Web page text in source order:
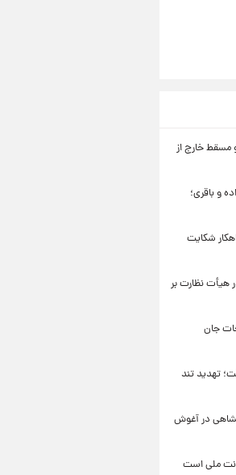
مسقط خارج از
و باقری؛
شکایت
هیأت نظارت بر
جان
تهدید تند
در آغوش
ملی است